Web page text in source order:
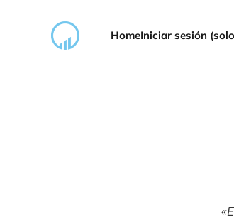
HomeIniciar sesión